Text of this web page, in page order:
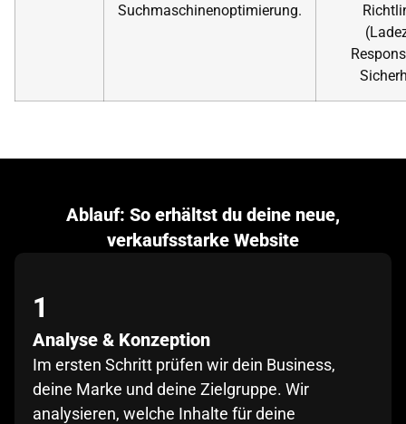
Suchmaschinenoptimierung.
Ablauf: So erhältst du deine neue,
verkaufsstarke Website
1
Analyse & Konzeption
Im ersten Schritt prüfen wir dein Business,
deine Marke und deine Zielgruppe. Wir
analysieren, welche Inhalte für deine